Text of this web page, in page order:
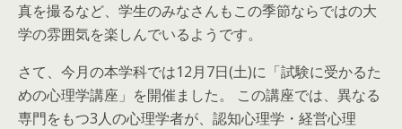
真を撮るなど、学生のみなさんもこの季節ならではの大
学の雰囲気を楽しんでいるようです。
さて、今月の本学科では12月7日(土)に「試験に受かるた
めの心理学講座」を開催ました。 この講座では、異なる
専門をもつ3人の心理学者が、認知心理学・経営心理